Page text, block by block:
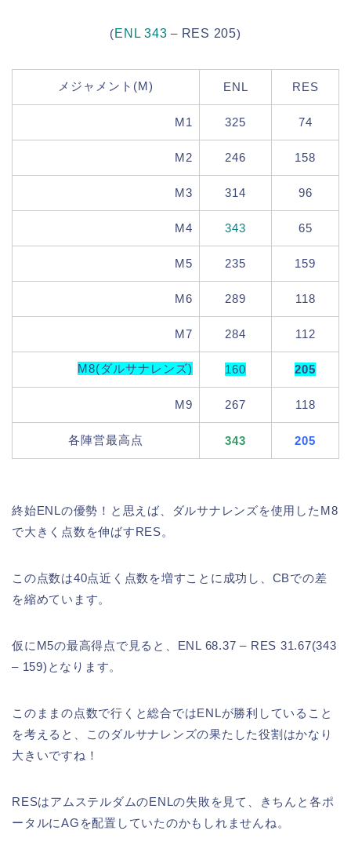
(ENL 343 – RES 205)
メジャメント(M) ENL RES
M1 325 74
M2 246 158
M3 314 96
M4 343 65
M5 235 159
M6 289 118
M7 284 112
M8(ダルサナレンズ) 160 205
M9 267 118
各陣営最高点 343 205
終始ENLの優勢！と思えば、ダルサナレンズを使用したM8
で大きく点数を伸ばすRES。
この点数は40点近く点数を増すことに成功し、CBでの差
を縮めています。
仮にM5の最高得点で見ると、ENL 68.37 – RES 31.67(343
– 159)となります。
このままの点数で行くと総合ではENLが勝利していること
を考えると、このダルサナレンズの果たした役割はかなり
大きいですね！
RESはアムステルダムのENLの失敗を見て、きちんと各ポ
ータルにAGを配置していたのかもしれませんね。